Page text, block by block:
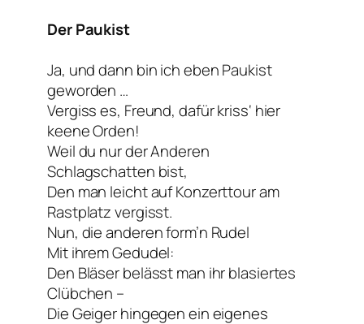
Der Paukist
Ja, und dann bin ich eben Paukist
geworden …
Vergiss es, Freund, dafür kriss‘ hier
keene Orden!
Weil du nur der Anderen
Schlagschatten bist,
Den man leicht auf Konzerttour am
Rastplatz vergisst.
Nun, die anderen form’n Rudel
Mit ihrem Gedudel:
Den Bläser belässt man ihr blasiertes
Clübchen –
Die Geiger hingegen ein eigenes